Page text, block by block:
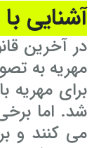
آشنایی
مهریه به
شد. اما
می کنند و